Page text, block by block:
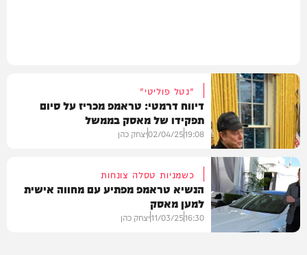
בעולם
"נטל פוליטי"
דיווח דרמטי: טראמפ מכריז על סיום
תפקידו של מאסק בממשל
19:08
02/04/25יצחק כהן
כשמניות טסלה צונחות
הנשיא טראמפ מפתיע עם מחווה אישית
למען מאסק
16:30
11/03/25יצחק כהן